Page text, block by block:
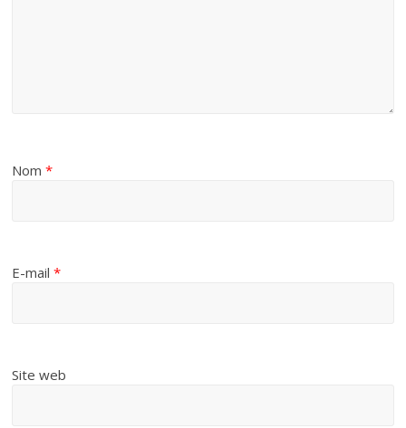
Nom*
E-mail*
Site web